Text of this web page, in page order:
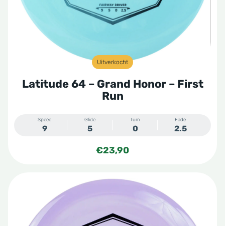
Uitverkocht
Latitude 64 – Grand Honor – First
Run
Speed
9
Glide
5
Turn
0
Fade
2.5
€23,90